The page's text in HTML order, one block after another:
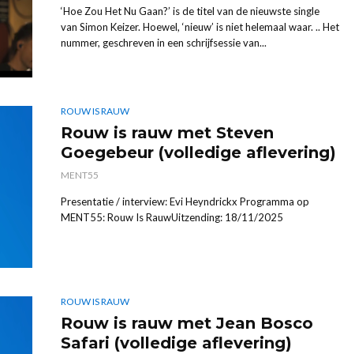
‘Hoe Zou Het Nu Gaan?’ is de titel van de nieuwste single
van Simon Keizer. Hoewel, ‘nieuw’ is niet helemaal waar. .. Het
nummer, geschreven in een schrijfsessie van...
ROUW IS RAUW
Rouw is rauw met Steven
Goegebeur (volledige aflevering)
MENT55
Presentatie / interview: Evi Heyndrickx Programma op
MENT55: Rouw Is RauwUitzending: 18/11/2025
ROUW IS RAUW
Rouw is rauw met Jean Bosco
Safari (volledige aflevering)